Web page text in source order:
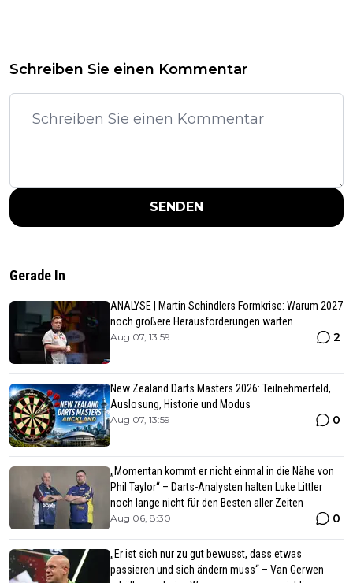
Schreiben Sie einen Kommentar
SENDEN
Gerade In
ANALYSE | Martin Schindlers Formkrise: Warum 2027
noch größere Herausforderungen warten
Aug 07, 13:59 2
New Zealand Darts Masters 2026: Teilnehmerfeld,
Auslosung, Historie und Modus
Aug 07, 13:59 0
„Momentan kommt er nicht einmal in die Nähe von
Phil Taylor“ – Darts-Analysten halten Luke Littler
noch lange nicht für den Besten aller Zeiten
Aug 06, 8:30 0
„Er ist sich nur zu gut bewusst, dass etwas
passieren und sich ändern muss“ – Van Gerwen